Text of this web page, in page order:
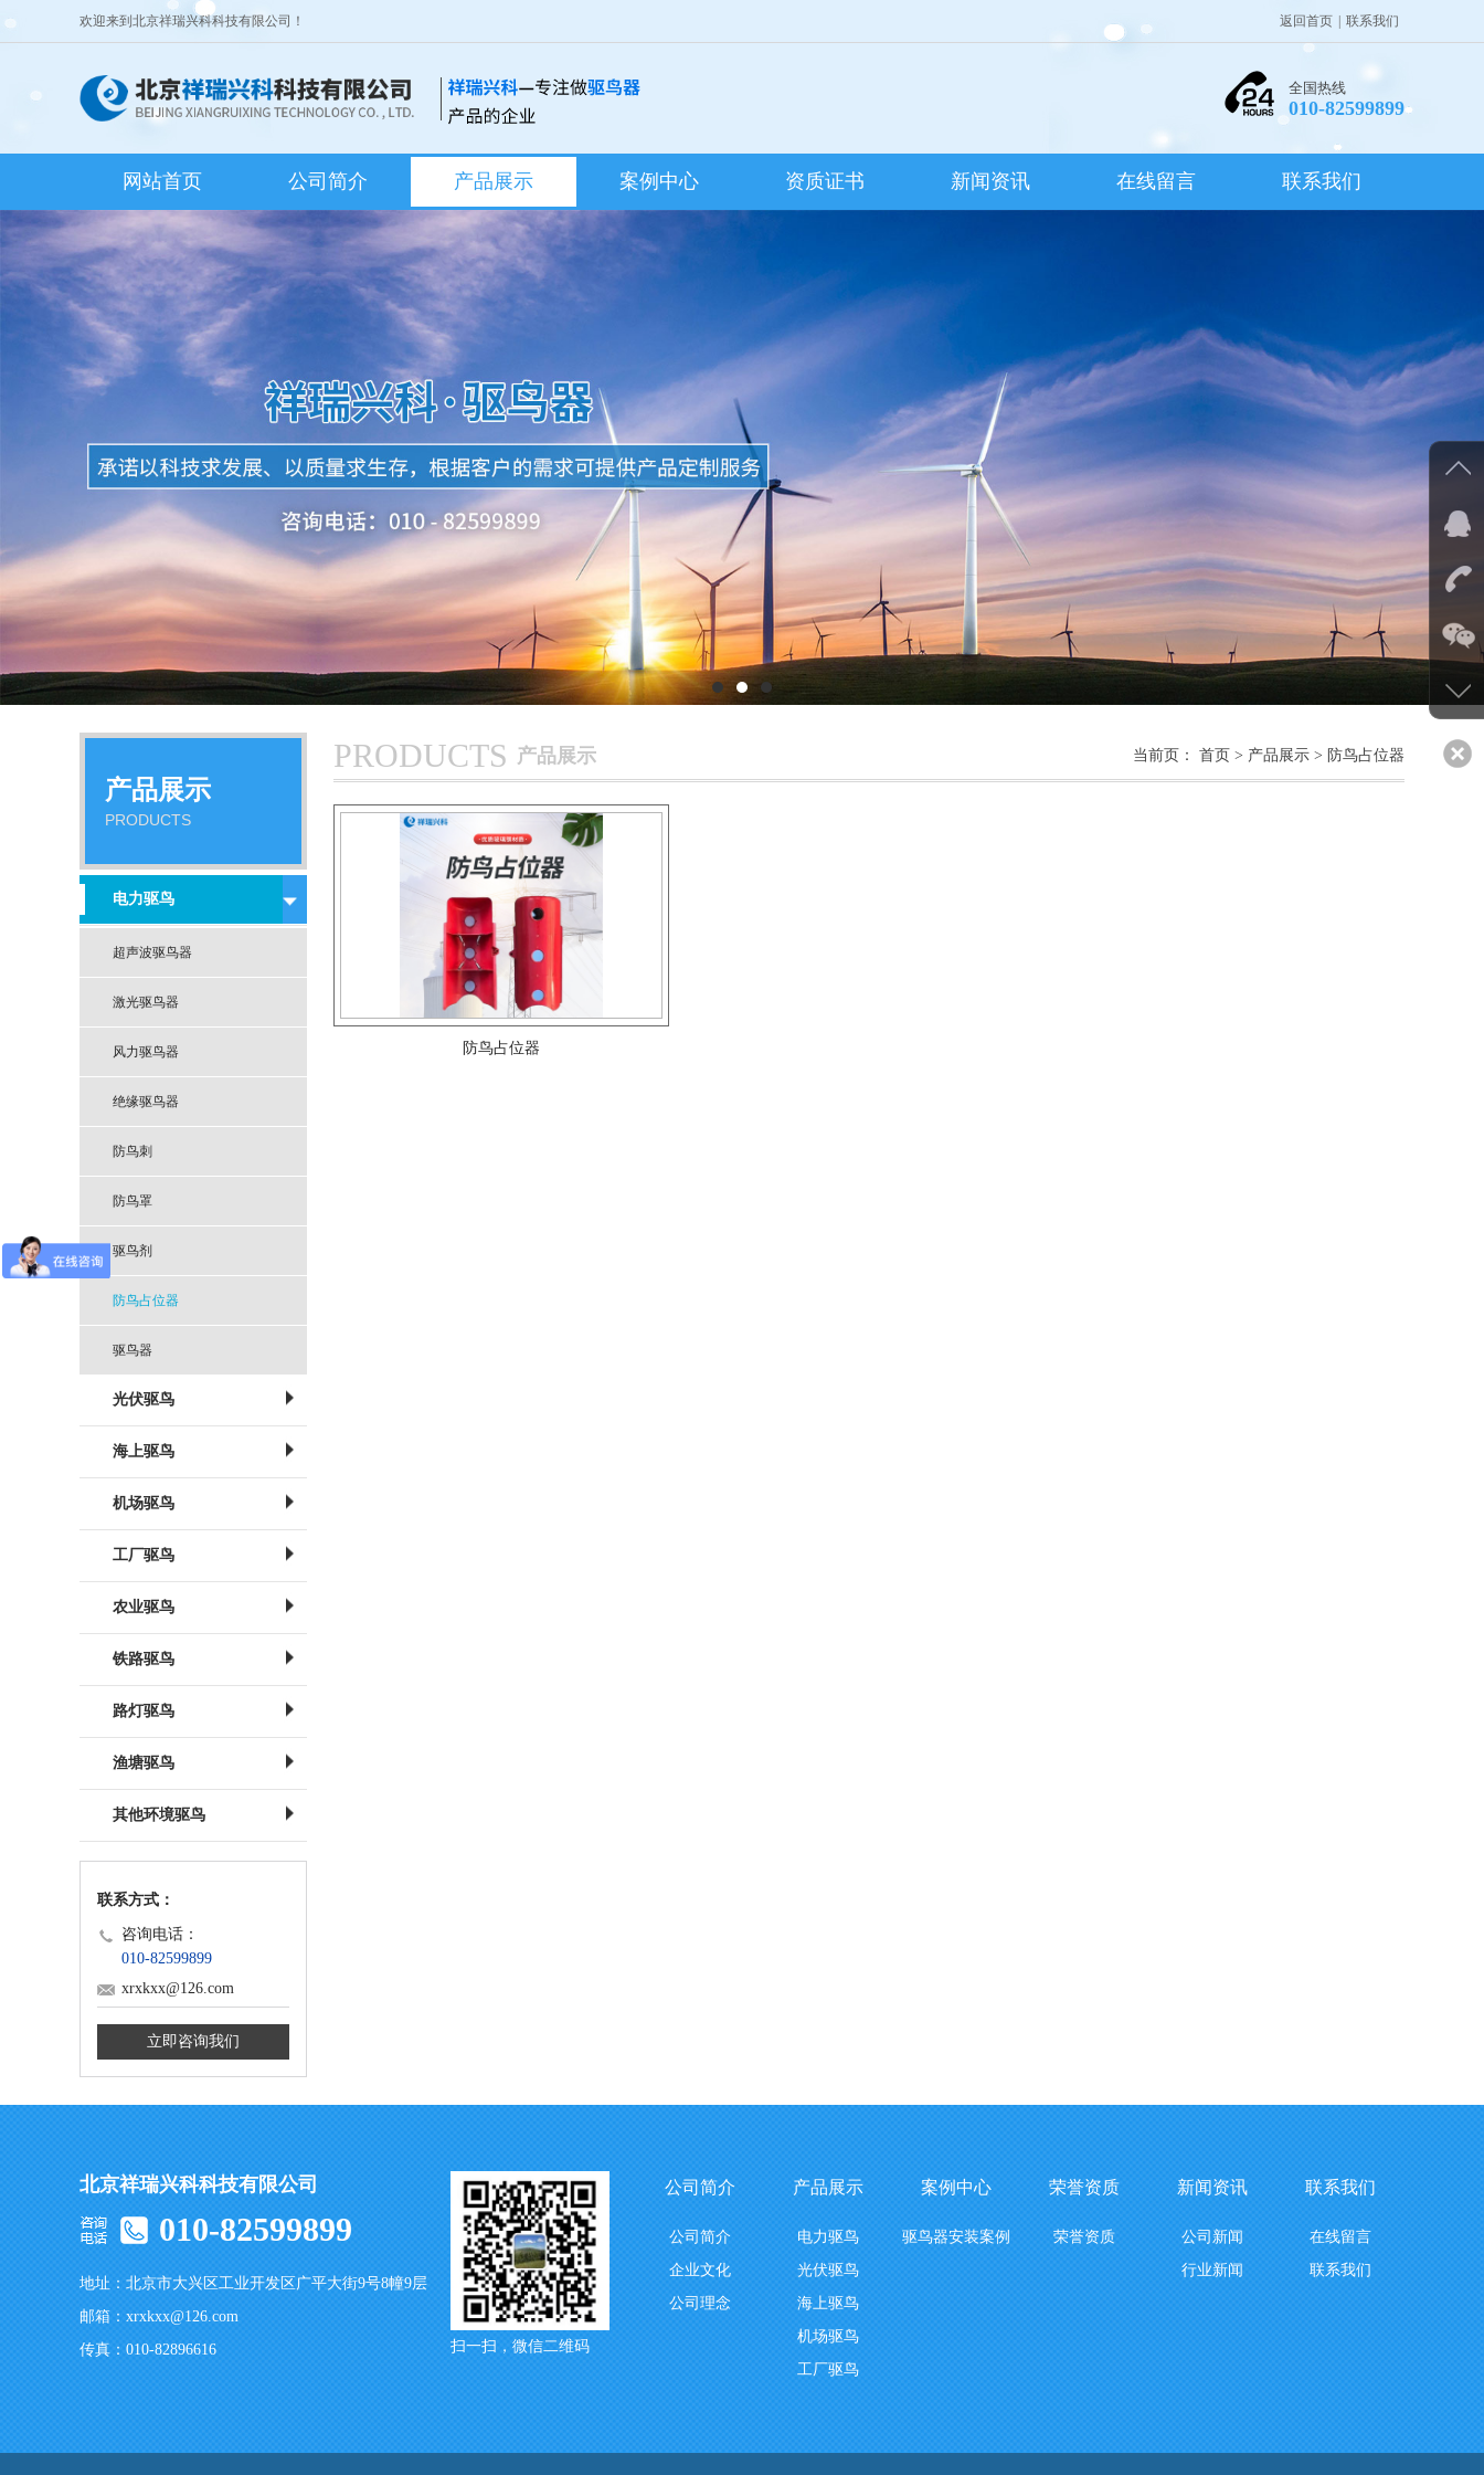
欢迎来到北京祥瑞兴科科技有限公司！ 返回首页 联系我们
全国热线
010-82599899
网站首页 公司简介 产品展示 案例中心 资质证书 新闻资讯 在线留言 联系我们
产品展示
PRODUCTS
电力驱鸟
超声波驱鸟器
激光驱鸟器
风力驱鸟器
绝缘驱鸟器
防鸟刺
防鸟罩
驱鸟剂
防鸟占位器
驱鸟器
光伏驱鸟
海上驱鸟
机场驱鸟
工厂驱鸟
农业驱鸟
铁路驱鸟
路灯驱鸟
渔塘驱鸟
其他环境驱鸟
联系方式：
咨询电话：
010-82599899
xrxkxx@126.com
立即咨询我们
PRODUCTS 产品展示 当前页： 首页 > 产品展示 > 防鸟占位器
防鸟占位器
扫一扫，微信二维码
北京祥瑞兴科科技有限公司
010-82599899
地址：北京市大兴区工业开发区广平大街9号8幢9层
邮箱：xrxkxx@126.com
传真：010-82896616
公司简介
公司简介
企业文化
公司理念
产品展示
电力驱鸟
光伏驱鸟
海上驱鸟
机场驱鸟
工厂驱鸟
案例中心
驱鸟器安装案例
荣誉资质
荣誉资质
新闻资讯
公司新闻
行业新闻
联系我们
在线留言
联系我们